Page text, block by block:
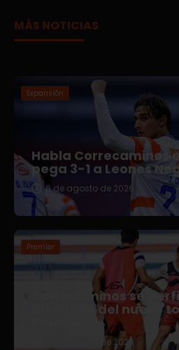
MÁS NOTICIAS
Expansión
Habla Correcaminos
pega 3-1 a Leones
6 de agosto de 2026
Premier
Correcaminos se
arranque del nuevo
5 de agosto de 2026